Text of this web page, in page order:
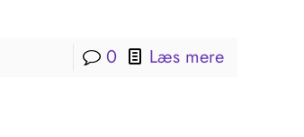
0 Læs mere